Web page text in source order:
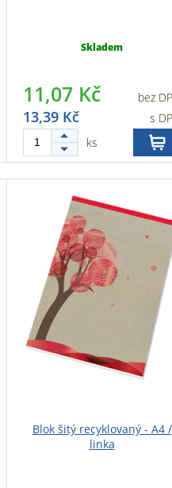
Skladem
11,07 Kč bez
13,39 Kč
s
ks
Blok šitý recyklovaný - A4 /
linka